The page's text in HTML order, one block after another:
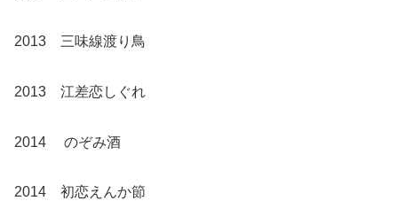
2013 三味線渡り鳥
2013 江差恋しぐれ
2014 のぞみ酒
2014 初恋えんか節